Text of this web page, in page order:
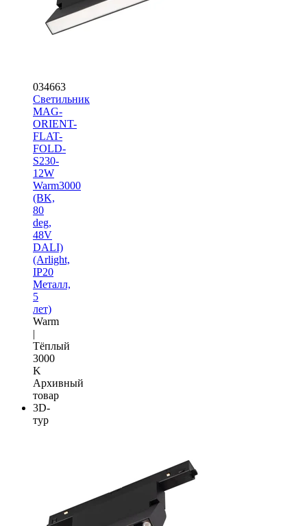
034663
Светильник
MAG-
ORIENT-
FLAT-
FOLD-
S230-
12W
Warm3000
(BK,
80
deg,
48V
DALI)
(Arlight,
IP20
Металл,
5
лет)
Warm
|
Тёплый
3000
K
Архивный
товар
3D-
тур